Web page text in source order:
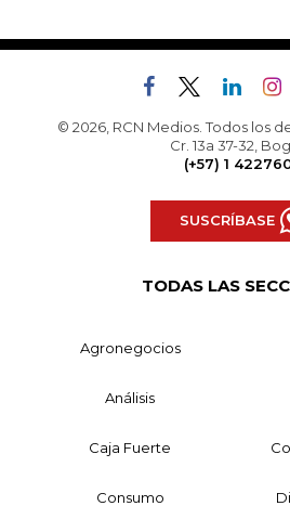
© 2026, RCN Medios. Todos los
Cr. 13a 37-32,
(+57) 1
SUSCRÍBASE
TODAS LAS
Agronegocios
Análisis
Caja Fuerte
Consumo